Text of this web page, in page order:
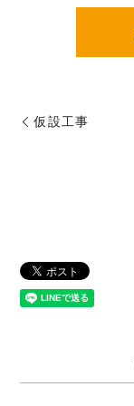
仮設工事